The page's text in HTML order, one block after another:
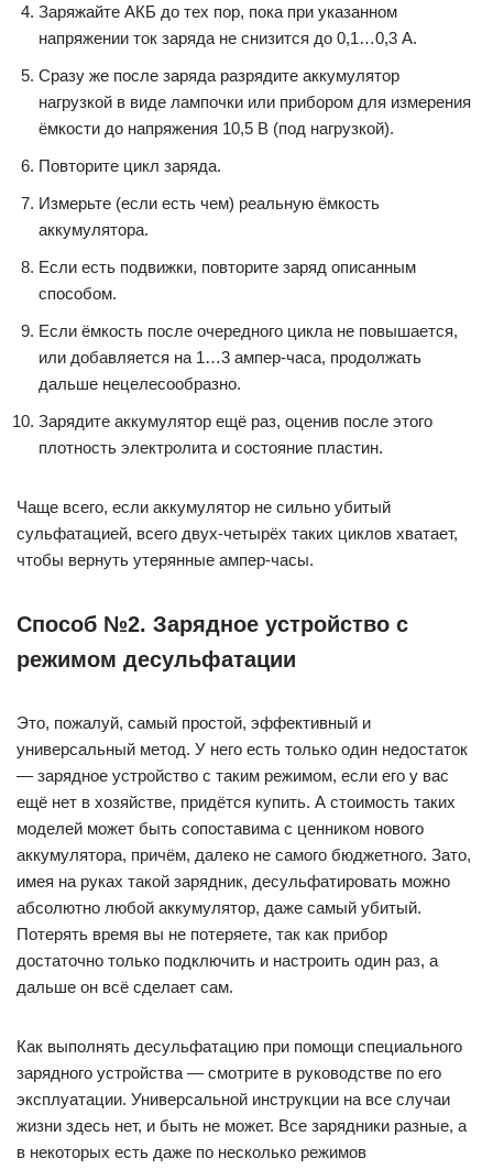
Заряжайте АКБ до тех пор, пока при указанном
напряжении ток заряда не снизится до 0,1…0,3 А.
Сразу же после заряда разрядите аккумулятор
нагрузкой в виде лампочки или прибором для измерения
ёмкости до напряжения 10,5 В (под нагрузкой).
Повторите цикл заряда.
Измерьте (если есть чем) реальную ёмкость
аккумулятора.
Если есть подвижки, повторите заряд описанным
способом.
Если ёмкость после очередного цикла не повышается,
или добавляется на 1…3 ампер-часа, продолжать
дальше нецелесообразно.
Зарядите аккумулятор ещё раз, оценив после этого
плотность электролита и состояние пластин.
Чаще всего, если аккумулятор не сильно убитый
сульфатацией, всего двух-четырёх таких циклов хватает,
чтобы вернуть утерянные ампер-часы.
Способ №2. Зарядное устройство с
режимом десульфатации
Это, пожалуй, самый простой, эффективный и
универсальный метод. У него есть только один недостаток
— зарядное устройство с таким режимом, если его у вас
ещё нет в хозяйстве, придётся купить. А стоимость таких
моделей может быть сопоставима с ценником нового
аккумулятора, причём, далеко не самого бюджетного. Зато,
имея на руках такой зарядник, десульфатировать можно
абсолютно любой аккумулятор, даже самый убитый.
Потерять время вы не потеряете, так как прибор
достаточно только подключить и настроить один раз, а
дальше он всё сделает сам.
Как выполнять десульфатацию при помощи специального
зарядного устройства — смотрите в руководстве по его
эксплуатации. Универсальной инструкции на все случаи
жизни здесь нет, и быть не может. Все зарядники разные, а
в некоторых есть даже по несколько режимов